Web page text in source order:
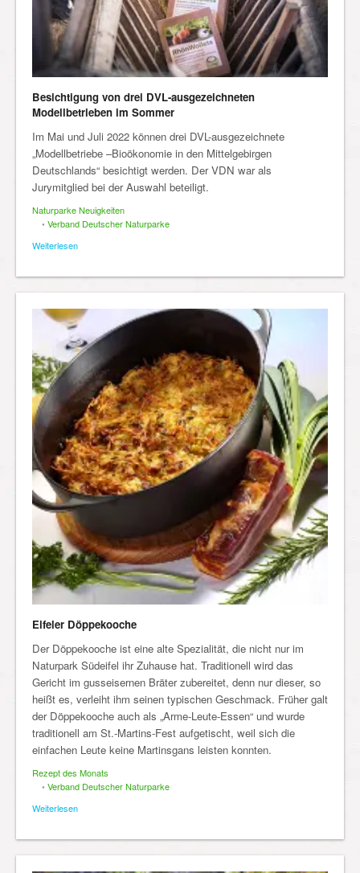
Besichtigung von drei DVL-ausgezeichneten
Modellbetrieben im Sommer
Im Mai und Juli 2022 können drei DVL-ausgezeichnete
„Modellbetriebe –Bioökonomie in den Mittelgebirgen
Deutschlands“ besichtigt werden. Der VDN war als
Jurymitglied bei der Auswahl beteiligt.
Naturparke Neuigkeiten
• Verband Deutscher Naturparke
Weiterlesen
Eifeler Döppekooche
Der Döppekooche ist eine alte Spezialität, die nicht nur im
Naturpark Südeifel ihr Zuhause hat. Traditionell wird das
Gericht im gusseisernen Bräter zubereitet, denn nur dieser, so
heißt es, verleiht ihm seinen typischen Geschmack. Früher galt
der Döppekooche auch als „Arme-Leute-Essen“ und wurde
traditionell am St.-Martins-Fest aufgetischt, weil sich die
einfachen Leute keine Martinsgans leisten konnten.
Rezept des Monats
• Verband Deutscher Naturparke
Weiterlesen